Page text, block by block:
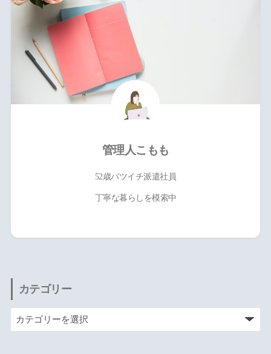
管理人こもも
52歳バツイチ派遣社員
丁寧な暮らしを模索中
カテゴリー